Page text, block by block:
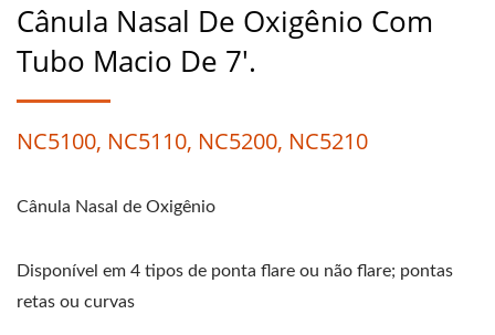
Cânula Nasal De Oxigênio Com
Tubo Macio De 7'.
NC5100, NC5110, NC5200, NC5210
Cânula Nasal de Oxigênio
Disponível em 4 tipos de ponta flare ou não flare; pontas
retas ou curvas